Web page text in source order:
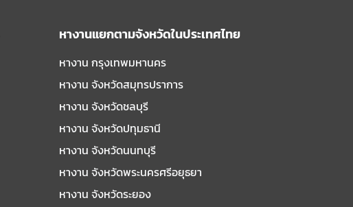
หางานแยกตามจังหวัดในประเทศไทย
หางาน กรุงเทพมหานคร
หางาน จังหวัดสมุทรปราการ
หางาน จังหวัดชลบุรี
หางาน จังหวัดปทุมธานี
หางาน จังหวัดนนทบุรี
หางาน จังหวัดพระนครศรีอยุธยา
หางาน จังหวัดระยอง